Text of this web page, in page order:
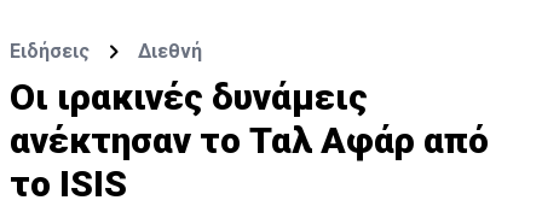
Ειδήσεις Διεθνή
Οι ιρακινές δυνάμεις
ανέκτησαν το Ταλ Αφάρ από
το ISIS